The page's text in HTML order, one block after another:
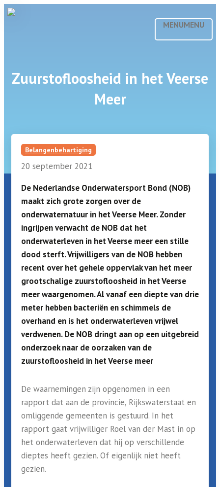
MENUMENU
Zuurstofloosheid in het Veerse
Meer
Belangenbehartiging
20 september 2021
De Nederlandse Onderwatersport Bond (NOB)
maakt zich grote zorgen over de
onderwaternatuur in het Veerse Meer. Zonder
ingrijpen verwacht de NOB dat het
onderwaterleven in het Veerse meer een stille
dood sterft. Vrijwilligers van de NOB hebben
recent over het gehele oppervlak van het meer
grootschalige zuurstofloosheid in het Veerse
meer waargenomen. Al vanaf een diepte van drie
meter hebben bacteriën en schimmels de
overhand en is het onderwaterleven vrijwel
verdwenen. De NOB dringt aan op een uitgebreid
onderzoek naar de oorzaken van de
zuurstofloosheid in het Veerse meer
De waarnemingen zijn opgenomen in een
rapport dat aan de provincie, Rijkswaterstaat en
omliggende gemeenten is gestuurd. In het
rapport gaat vrijwilliger Roel van der Mast in op
het onderwaterleven dat hij op verschillende
dieptes heeft gezien. Of eigenlijk niet heeft
gezien.